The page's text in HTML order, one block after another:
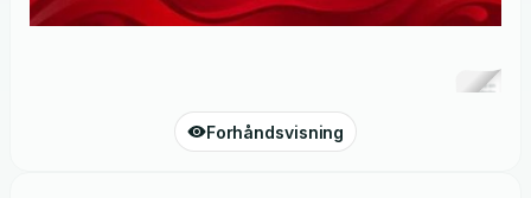
Forhåndsvisning